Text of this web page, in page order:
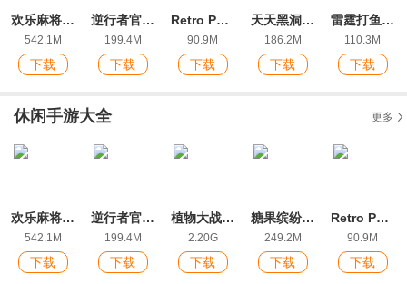
欢乐麻将全集2022新版红中玩法
542.1M
下载
逆行者官方版
199.4M
下载
Retro Puzzle KingIOS端游戏
90.9M
下载
天天黑洞最新IOS版
186.2M
下载
雷霆打鱼官方IOS版手游
110.3M
下载
休闲手游大全 更多
欢乐麻将全集2022新版红中玩法
542.1M
下载
逆行者官方版
199.4M
下载
植物大战僵尸2ios版
2.20G
下载
糖果缤纷乐ios最新版
249.2M
下载
Retro Puzzle KingIOS端游戏
90.9M
下载